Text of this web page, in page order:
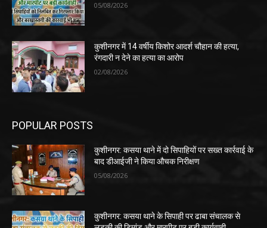
05/08/2026
कुशीनगर में 14 वर्षीय किशोर आदर्श चौहान की हत्या,
रंगदारी न देने का हत्या का आरोप
02/08/2026
POPULAR POSTS
कुशीनगर: कसया थाने में दो सिपाहियों पर सख्त कार्रवाई के
बाद डीआईजी ने किया औचक निरीक्षण
05/08/2026
कुशीनगर: कसया थाने के सिपाही पर ढाबा संचालक से